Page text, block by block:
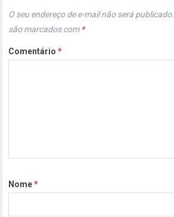
O seu endereço de e-mail não será publicado.
são marcados com *
Comentário*
Nome*